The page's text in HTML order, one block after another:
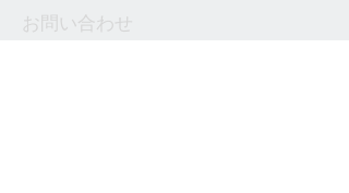
お問い合わせ